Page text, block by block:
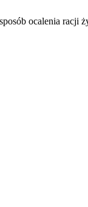
ocalenia racji